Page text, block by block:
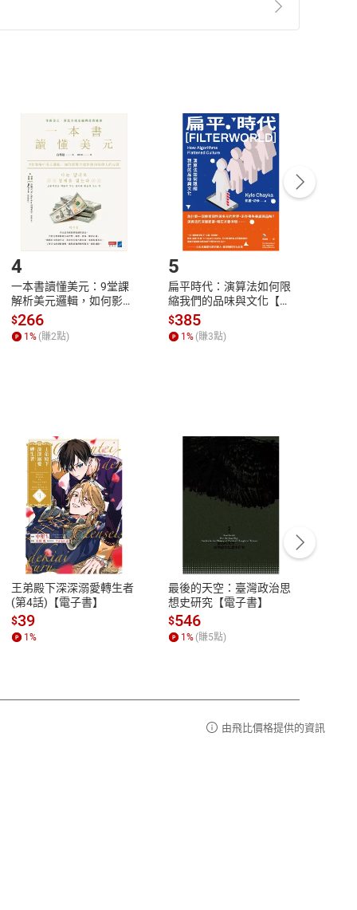
第2條第5款之規定，「非以有形媒介提供之數位
點選「瀏覽訂單明細」 「申請取消訂單/退
貨。
付款方式
Payment
完成訂單
Complete
號，下載書籍後看書
性
參
客服資訊
服務時間：週一到週五 10:00-12:00、
13:00-17:00 (國定假日及例假日休息)
客服電話：0080-1857077
4
一本書讀懂美元：9堂課
解析美元邏輯，如何影響
全球經濟和每個人的投資
【電子書】
$266
1% (賺2點)
5
扁平時代：演算法如何限
縮我們的品味與文化【電
子書】
$385
1% (賺3點)
王弟殿下深深溺愛轉生者
(第4話)【電子書】
$39
1%
最後的天空：臺灣政治思
想史研究【電子書】
$546
1% (賺5點)
由飛比價格提供的資訊